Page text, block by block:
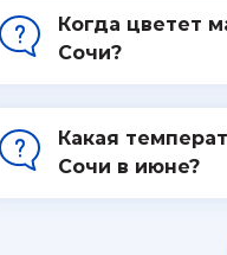
Когда цветет
Сочи?
Какая
Сочи в июне?